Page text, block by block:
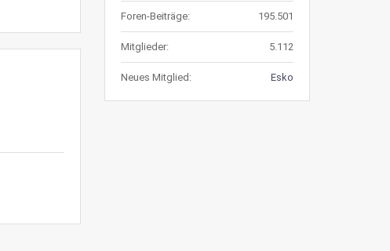
Foren-Beiträge: 195.501
Mitglieder: 5.112
Neues Mitglied: Esko